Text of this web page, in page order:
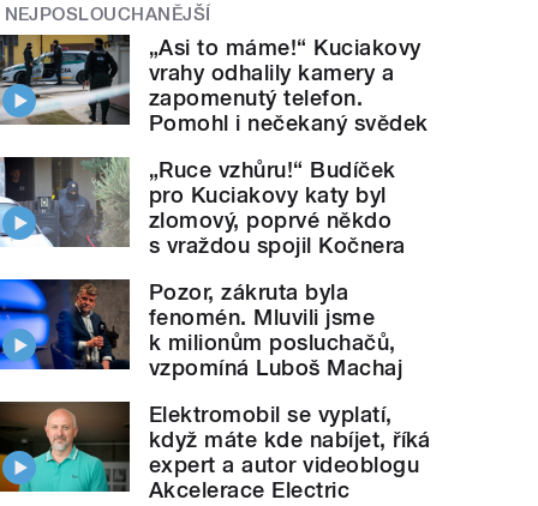
NEJPOSLOUCHANĚJŠÍ
„Asi to máme!“ Kuciakovy
vrahy odhalily kamery a
zapomenutý telefon.
Pomohl i nečekaný svědek
„Ruce vzhůru!“ Budíček
pro Kuciakovy katy byl
zlomový, poprvé někdo
s vraždou spojil Kočnera
Pozor, zákruta byla
fenomén. Mluvili jsme
k milionům posluchačů,
vzpomíná Luboš Machaj
Elektromobil se vyplatí,
když máte kde nabíjet, říká
expert a autor videoblogu
Akcelerace Electric